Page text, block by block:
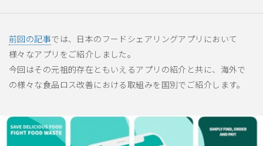
前回の記事では、日本のフードシェアリングアプリにおいて
様々なアプリをご紹介しました。
今回はその元祖的存在ともいえるアプリの紹介と共に、海外で
の様々な食品ロス改善における取組みを国別でご紹介します。